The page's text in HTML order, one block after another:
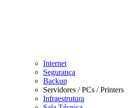
Internet
Segurança
Backup
Servidores / PCs / Printers
Infraestrutura